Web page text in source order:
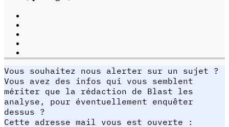
Vous souhaitez nous alerter sur un sujet ?
Vous avez des infos qui vous semblent
mériter que la rédaction de Blast les
analyse, pour éventuellement enquêter
dessus ?
Cette adresse mail vous est ouverte :